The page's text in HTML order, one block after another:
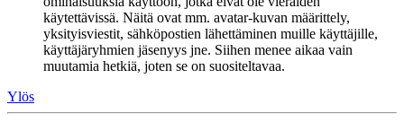
käytettävissä. Näitä ovat mm. avatar-kuvan määrittely,
yksityisviestit, sähköpostien lähettäminen muille käyttäjille,
käyttäjäryhmien jäsenyys jne. Siihen menee aikaa vain
muutamia hetkiä, joten se on suositeltavaa.
Ylös